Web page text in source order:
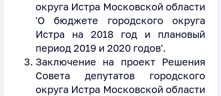
округа Истра Московской области
'О бюджете городского округа
Истра на 2018 год и плановый
период 2019 и 2020 годов'.
Заключение на проект Решения
Совета депутатов городского
округа Истра Московской области